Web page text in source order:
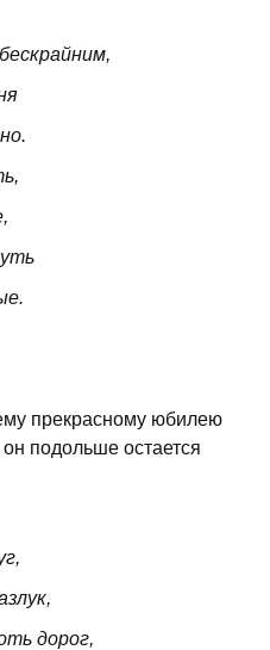
прекрасному юбилею
подольше остается
дорог,